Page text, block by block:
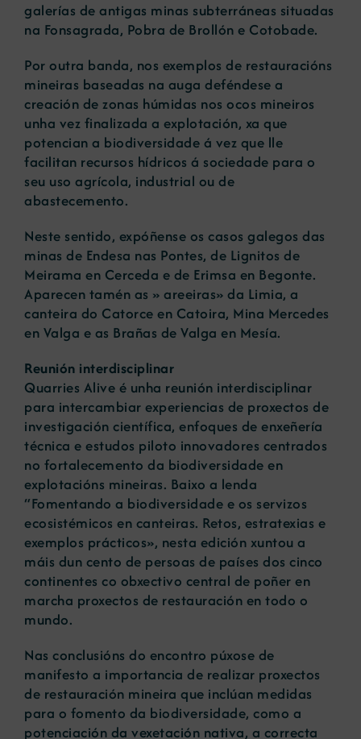
galerías de antigas minas subterráneas situadas
na Fonsagrada, Pobra de Brollón e Cotobade.
Por outra banda, nos exemplos de restauracións
mineiras baseadas na auga deféndese a
creación de zonas húmidas nos ocos mineiros
unha vez finalizada a explotación, xa que
potencian a biodiversidade á vez que lle
facilitan recursos hídricos á sociedade para o
seu uso agrícola, industrial ou de
abastecemento.
Neste sentido, expóñense os casos galegos das
minas de Endesa nas Pontes, de Lignitos de
Meirama en Cerceda e de Erimsa en Begonte.
Aparecen tamén as » areeiras» da Limia, a
canteira do Catorce en Catoira, Mina Mercedes
en Valga e as Brañas de Valga en Mesía.
Reunión interdisciplinar
Quarries Alive é unha reunión interdisciplinar
para intercambiar experiencias de proxectos de
investigación científica, enfoques de enxeñería
técnica e estudos piloto innovadores centrados
no fortalecemento da biodiversidade en
explotacións mineiras. Baixo a lenda
“Fomentando a biodiversidade e os servizos
ecosistémicos en canteiras. Retos, estratexias e
exemplos prácticos», nesta edición xuntou a
máis dun cento de persoas de países dos cinco
continentes co obxectivo central de poñer en
marcha proxectos de restauración en todo o
mundo.
Nas conclusións do encontro púxose de
manifesto a importancia de realizar proxectos
de restauración mineira que inclúan medidas
para o fomento da biodiversidade, como a
potenciación da vexetación nativa, a correcta